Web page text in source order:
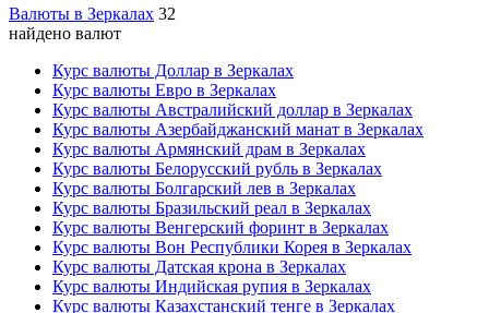
Валюты в Зеркалах 32
найдено валют
Курс валюты Доллар в Зеркалах
Курс валюты Евро в Зеркалах
Курс валюты Австралийский доллар в Зеркалах
Курс валюты Азербайджанский манат в Зеркалах
Курс валюты Армянский драм в Зеркалах
Курс валюты Белорусский рубль в Зеркалах
Курс валюты Болгарский лев в Зеркалах
Курс валюты Бразильский реал в Зеркалах
Курс валюты Венгерский форинт в Зеркалах
Курс валюты Вон Республики Корея в Зеркалах
Курс валюты Датская крона в Зеркалах
Курс валюты Индийская рупия в Зеркалах
Курс валюты Казахстанский тенге в Зеркалах